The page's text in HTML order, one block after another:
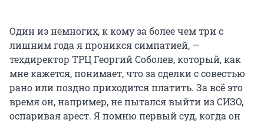
Один из немногих, к кому за более чем три с
лишним года я проникся симпатией, —
техдиректор ТРЦ Георгий Соболев, который, как
мне кажется, понимает, что за сделки с совестью
рано или поздно приходится платить. За всё это
время он, например, не пытался выйти из СИЗО,
оспаривая арест. Я помню первый суд, когда он